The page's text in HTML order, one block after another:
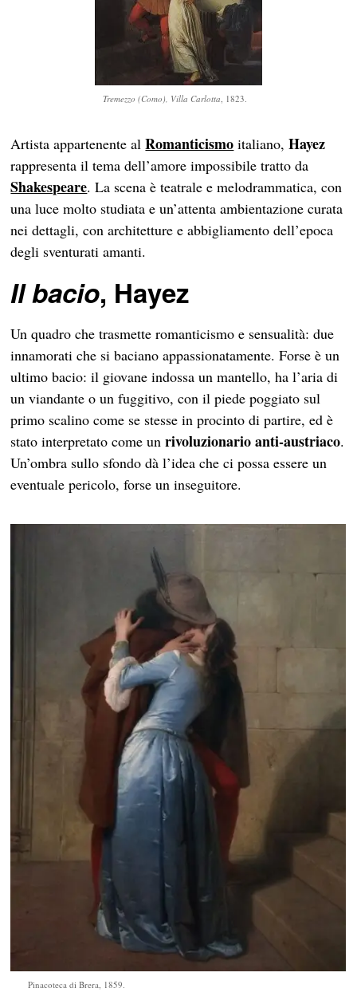
Tremezzo (Como), Villa Carlotta, 1823.
Artista appartenente alRomanticismo italiano,Hayez
rappresenta il tema dell’amore impossibile tratto da
Shakespeare. La scena è teatrale e melodrammatica, con
una luce molto studiata e un’attenta ambientazione curata
nei dettagli, con architetture e abbigliamento dell’epoca
degli sventurati amanti.
Il bacio, Hayez
Un quadro che trasmette romanticismo e sensualità: due
innamorati che si baciano appassionatamente. Forse è un
ultimo bacio: il giovane indossa un mantello, ha l’aria di
un viandante o un fuggitivo, con il piede poggiato sul
primo scalino come se stesse in procinto di partire, ed è
stato interpretato come unrivoluzionario anti-austriaco.
Un’ombra sullo sfondo dà l’idea che ci possa essere un
eventuale pericolo, forse un inseguitore.
Pinacoteca di Brera, 1859.